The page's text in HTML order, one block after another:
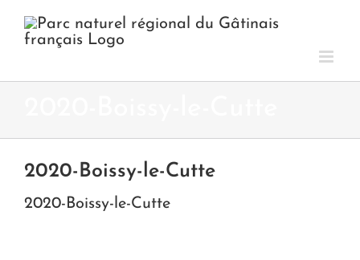
contenu
2020-Boissy-le-Cutte
2020-Boissy-le-Cutte